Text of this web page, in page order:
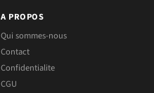
A PROPOS
Qui sommes-nous
Contact
Confidentialite
CGU